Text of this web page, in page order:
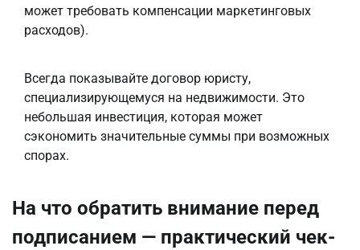
может требовать компенсации маркетинговых
расходов).
Всегда показывайте договор юристу,
специализирующемуся на недвижимости. Это
небольшая инвестиция, которая может
сэкономить значительные суммы при возможных
спорах.
На что обратить внимание перед
подписанием — практический чек-